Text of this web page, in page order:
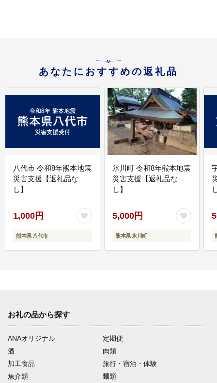
あなたにおすすめの返礼品
八代市 令和8年熊本地震
災害支援【返礼品な
し】
1,000円
熊本県 八代市
氷川町 令和8年熊本地震
災害支援【返礼品な
し】
5,000円
熊本県 氷川町
お礼の品から探す
ANAオリジナル
定期便
酒
肉類
加工食品
旅行・宿泊・体験
魚介類
麺類